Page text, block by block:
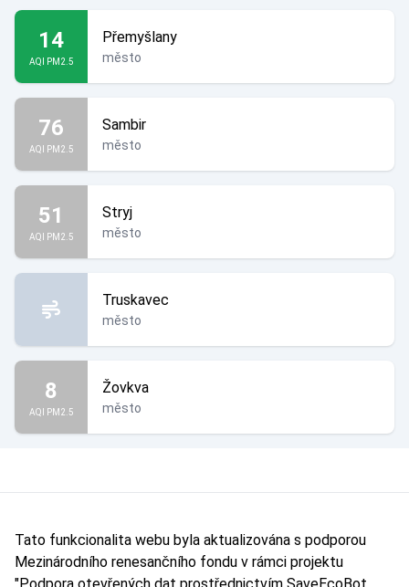
14
AQI PM2.5
Přemyšlany
město
76
AQI PM2.5
Sambir
město
51
AQI PM2.5
Stryj
město
Truskavec
město
8
AQI PM2.5
Žovkva
město
Tato funkcionalita webu byla aktualizována s podporou
Mezinárodního renesančního fondu v rámci projektu